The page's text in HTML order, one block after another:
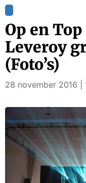
Op en
Leveroy
(Foto’s)
28 november 2016 |